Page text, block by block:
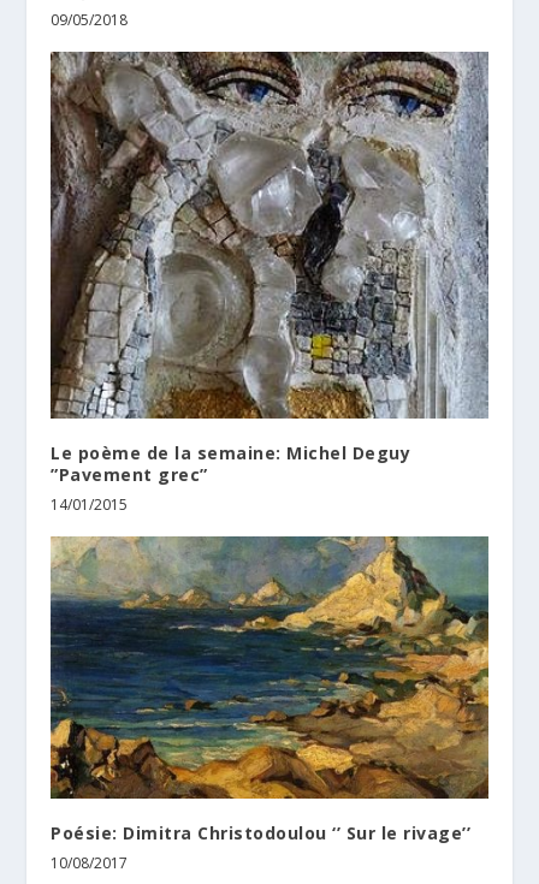
09/05/2018
Le poème de la semaine: Michel Deguy
”Pavement grec”
14/01/2015
Poésie: Dimitra Christodoulou ‘’ Sur le rivage’’
10/08/2017